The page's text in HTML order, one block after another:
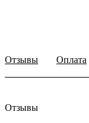
Отзывы Оплата
Отзывы